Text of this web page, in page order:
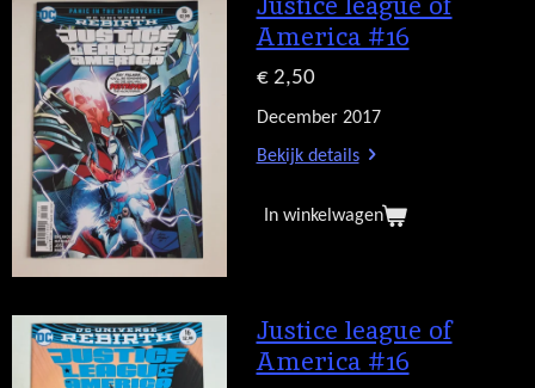
America #16
€ 2,50
December 2017
Bekijk details
In winkelwagen
Justice league of
America #16